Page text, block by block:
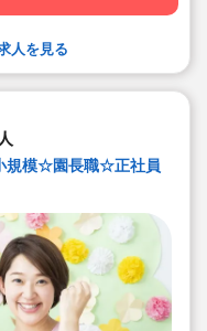
人を見る
規模☆園長職☆正社員